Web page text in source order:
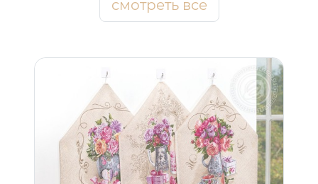
смотреть все